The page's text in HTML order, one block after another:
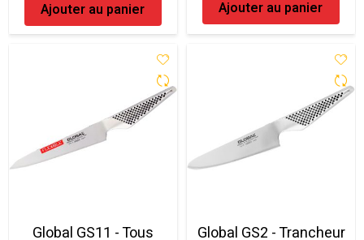
Ajouter au panier Ajouter au panier
Global GS11 - Tous
Global GS2 - Trancheur